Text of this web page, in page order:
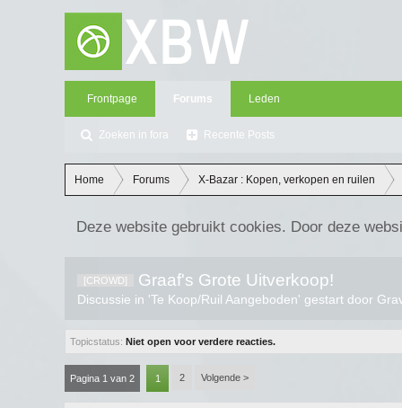
Frontpage Forums
Zoeken in fora Recente Posts
Leden
Home Forums X-Bazar : Kopen, verkopen en ruilen
Deze website gebruikt cookies. Door deze
[CROWD] Graaf's Grote Uitverkoop!
Discussie in 'Te Koop/Ruil Aangeboden' gestart door
Topicstatus: Niet open voor verdere reacties.
Pagina 1 van 2 1 2 Volgende >